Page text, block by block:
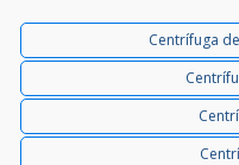
Centrífuga